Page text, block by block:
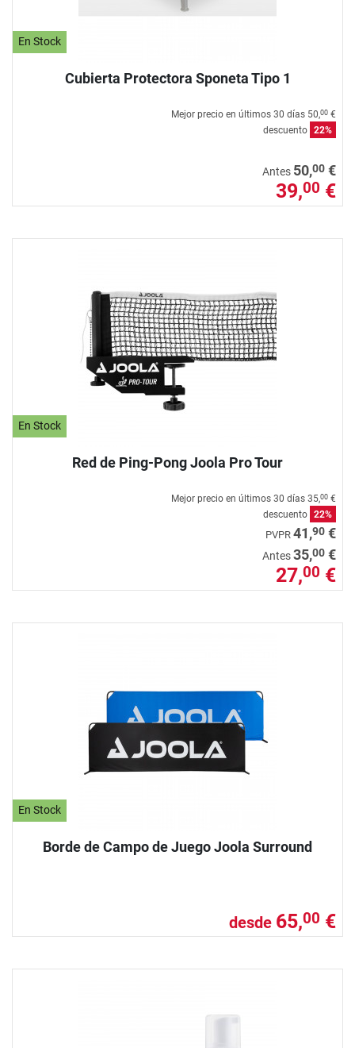
En Stock
Cubierta Protectora Sponeta Tipo 1
Mejor precio en últimos 30 días 50,00 €
descuento 22%
Antes 50,00 €
39,00 €
En Stock
Red de Ping-Pong Joola Pro Tour
Mejor precio en últimos 30 días 35,00 €
descuento 22%
PVPR 41,90 €
Antes35,00 €
27,00 €
En Stock
Borde de Campo de Juego Joola Surround
desde 65,00 €